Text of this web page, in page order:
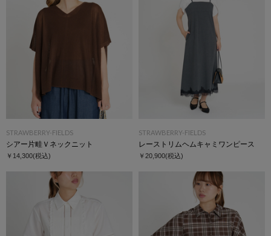
STRAWBERRY-FIELDS
シアー片畦Ｖネックニット
￥14,300(税込)
STRAWBERRY-FIELDS
レーストリムヘムキャミワンピース
￥20,900(税込)